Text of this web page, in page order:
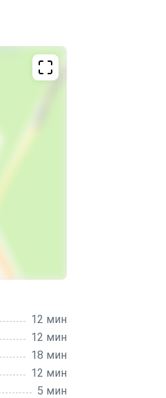
12 мин
12 мин
18 мин
12 мин
5 мин